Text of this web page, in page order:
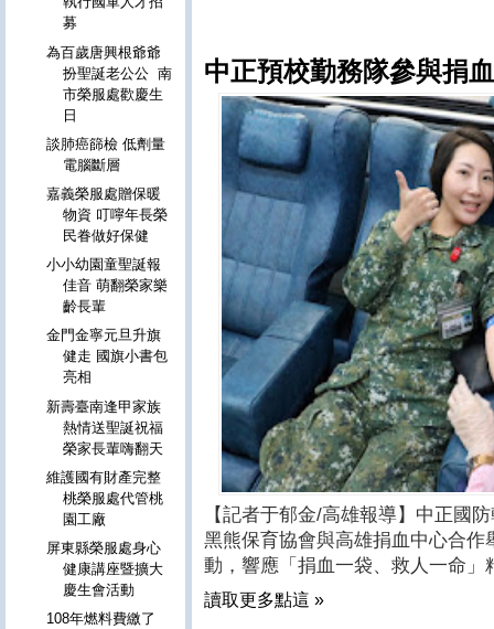
中正預校勤務隊參與捐
【記者于郁金/高雄報導】中正國
黑熊保育協會與高雄捐血中心合
動，響應「捐血一袋、救人一命」
讀取更多點這 »
募
為百歲唐興根爺爺
扮聖誕老公公 南
市榮服處歡慶生
日
談肺癌篩檢 低劑量
電腦斷層
嘉義榮服處贈保暖
物資 叮嚀年長榮
民眷做好保健
小小幼園童聖誕報
佳音 萌翻榮家樂
齡長輩
金門金寧元旦升旗
健走 國旗小書包
亮相
新壽臺南逢甲家族
熱情送聖誕祝福
榮家長輩嗨翻天
維護國有財產完整
桃榮服處代管桃
園工廠
屏東縣榮服處身心
健康講座暨擴大
慶生會活動
108年燃料費繳了